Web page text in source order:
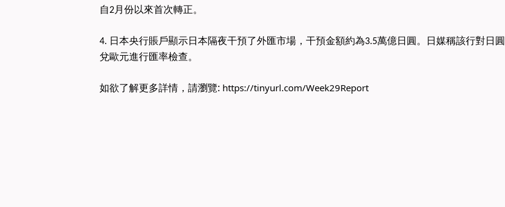
自2月份以來首次轉正。
4. 日本央行賬戶顯示日本隔夜干預了外匯市場，干預金額約為3.5萬億日圓。日媒稱該行對日圓
兌歐元進行匯率檢查。
如欲了解更多詳情，請瀏覽: https://tinyurl.com/Week29Report